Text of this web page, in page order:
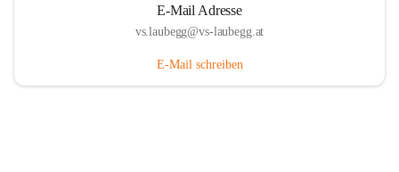
E-Mail Adresse
vs.laubegg@vs-laubegg.at
E-Mail schreiben